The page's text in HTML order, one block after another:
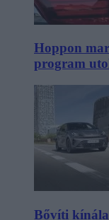
Hoppon
program
Bővíti